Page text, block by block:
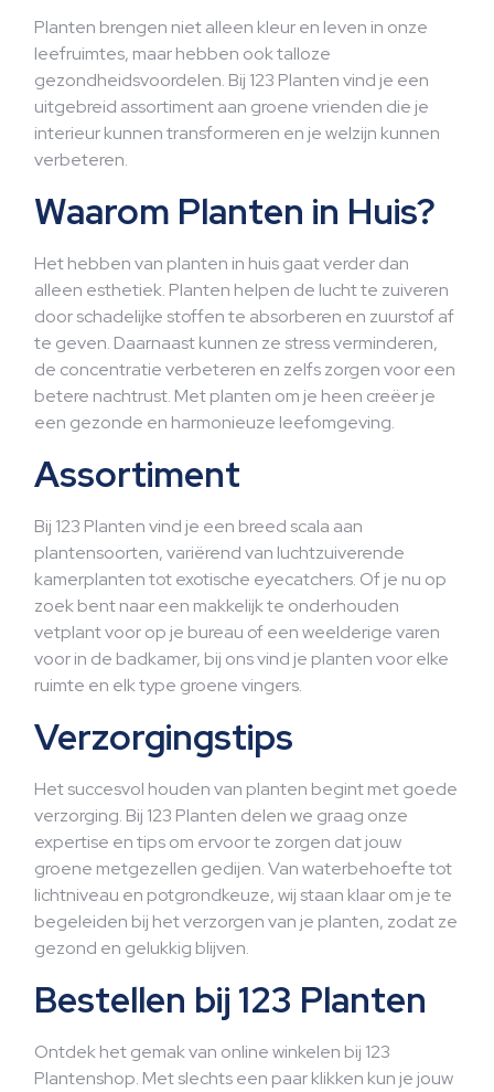
Planten brengen niet alleen kleur en leven in onze
leefruimtes, maar hebben ook talloze
gezondheidsvoordelen. Bij 123 Planten vind je een
uitgebreid assortiment aan groene vrienden die je
interieur kunnen transformeren en je welzijn kunnen
verbeteren.
Waarom Planten in Huis?
Het hebben van planten in huis gaat verder dan
alleen esthetiek. Planten helpen de lucht te zuiveren
door schadelijke stoffen te absorberen en zuurstof af
te geven. Daarnaast kunnen ze stress verminderen,
de concentratie verbeteren en zelfs zorgen voor een
betere nachtrust. Met planten om je heen creëer je
een gezonde en harmonieuze leefomgeving.
Assortiment
Bij 123 Planten vind je een breed scala aan
plantensoorten, variërend van luchtzuiverende
kamerplanten tot exotische eyecatchers. Of je nu op
zoek bent naar een makkelijk te onderhouden
vetplant voor op je bureau of een weelderige varen
voor in de badkamer, bij ons vind je planten voor elke
ruimte en elk type groene vingers.
Verzorgingstips
Het succesvol houden van planten begint met goede
verzorging. Bij 123 Planten delen we graag onze
expertise en tips om ervoor te zorgen dat jouw
groene metgezellen gedijen. Van waterbehoefte tot
lichtniveau en potgrondkeuze, wij staan klaar om je te
begeleiden bij het verzorgen van je planten, zodat ze
gezond en gelukkig blijven.
Bestellen bij 123 Planten
Ontdek het gemak van online winkelen bij 123
Plantenshop. Met slechts een paar klikken kun je jouw